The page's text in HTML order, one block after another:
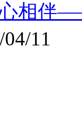
相伴
11